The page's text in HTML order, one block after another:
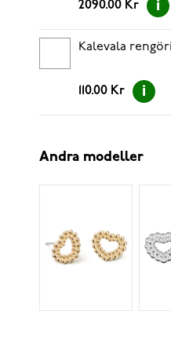
2090.00 Kr
Kalevala
110.00 Kr
Andra modeller